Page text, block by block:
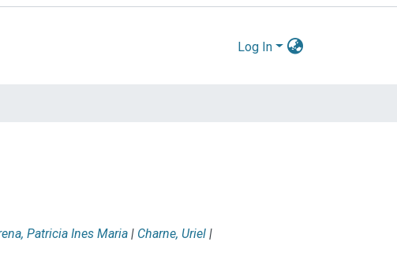
Log In
Patricia Ines Maria | Charne, Uriel |